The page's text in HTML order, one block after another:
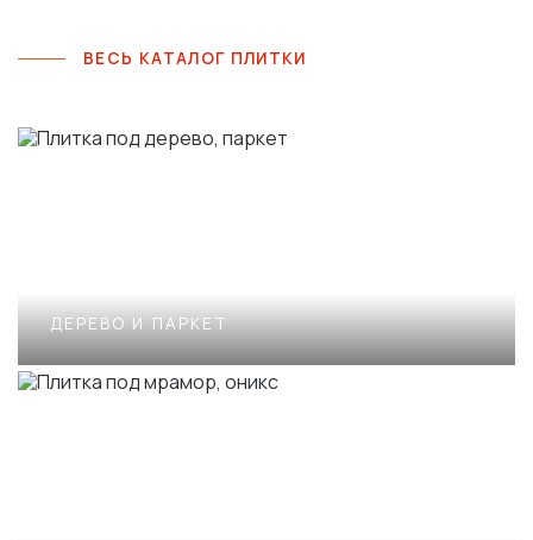
КРУПНОФОРМАТНЫЙ КЕРАМОГРАНИТ ПОД
IMOLA THE ROOM
ВЕСЬ КАТАЛОГ ПЛИТКИ
ДЕРЕВО И ПАРКЕТ